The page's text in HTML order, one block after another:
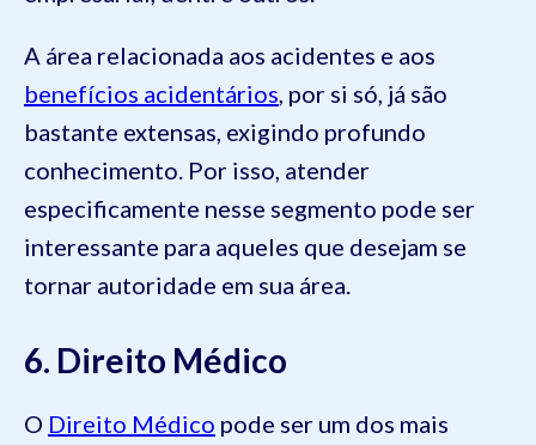
A área relacionada aos acidentes e aos
benefícios acidentários , por si só, já são
bastante extensas, exigindo profundo
conhecimento. Por isso, atender
especificamente nesse segmento pode ser
interessante para aqueles que desejam se
tornar autoridade em sua área.
6. Direito Médico
O Direito Médico pode ser um dos mais